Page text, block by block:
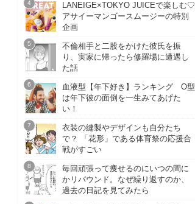
LANEIGE×TOKYO JUICEで楽しむ♡
アサイーマンゴースムージーの特別
企画
不倫相手と二股をかけた彼氏を振
り、実家に帰ったら修羅場に遭遇し
た話
血液型【年下好き】ランキング O型
は年下彼の面倒を一生みてあげた
い！
衣装の縫製やデザインも自分たち
で？ 「花形」である体育祭の応援合
戦がすごい
毎回頑張って痩せるのにいつの間に
かリバウンド。なぜ繰り返すのか、
過去の日記を見てみたら